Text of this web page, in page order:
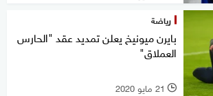
رياضة
بايرن ميونيخ يعلن تمديد عقد "الحارس
العملاق"
l 21 مايو 2020